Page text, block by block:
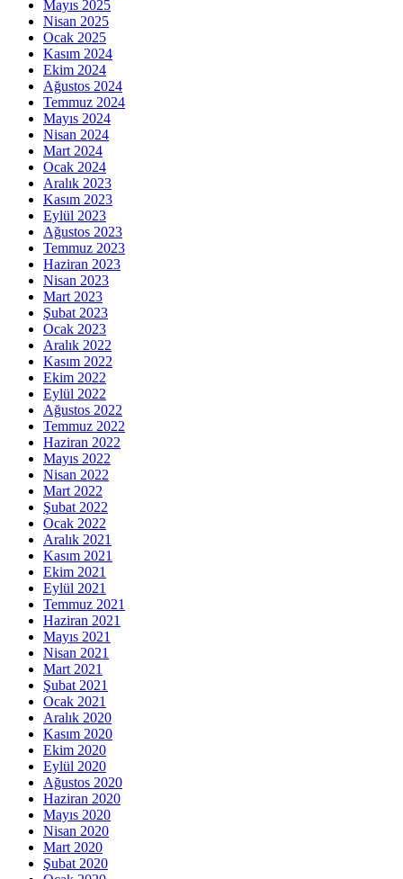
Mayıs 2025
Nisan 2025
Ocak 2025
Kasım 2024
Ekim 2024
Ağustos 2024
Temmuz 2024
Mayıs 2024
Nisan 2024
Mart 2024
Ocak 2024
Aralık 2023
Kasım 2023
Eylül 2023
Ağustos 2023
Temmuz 2023
Haziran 2023
Nisan 2023
Mart 2023
Şubat 2023
Ocak 2023
Aralık 2022
Kasım 2022
Ekim 2022
Eylül 2022
Ağustos 2022
Temmuz 2022
Haziran 2022
Mayıs 2022
Nisan 2022
Mart 2022
Şubat 2022
Ocak 2022
Aralık 2021
Kasım 2021
Ekim 2021
Eylül 2021
Temmuz 2021
Haziran 2021
Mayıs 2021
Nisan 2021
Mart 2021
Şubat 2021
Ocak 2021
Aralık 2020
Kasım 2020
Ekim 2020
Eylül 2020
Ağustos 2020
Haziran 2020
Mayıs 2020
Nisan 2020
Mart 2020
Şubat 2020